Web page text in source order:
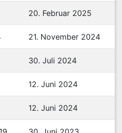
20. Februar 2025
21. November 2024
30. Juli 2024
12. Juni 2024
12. Juni 2024